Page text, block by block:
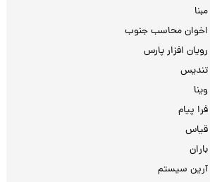
مبنا
اخوان محاسب جنوب
رویان افزار پارس
تندیس
وینا
فرا پیام
قیاس
باران
آرین سیستم